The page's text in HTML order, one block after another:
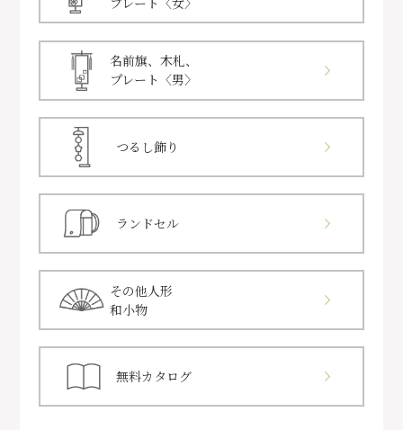
名前旗、木札、
プレート〈男〉
つるし飾り
ランドセル
その他人形
和小物
無料カタログ